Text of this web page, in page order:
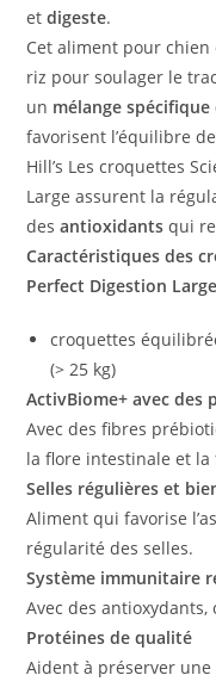
etdigeste.
Cet aliment pour
riz pour soulager le
un mélange
favorisent l’équilibre
Hill’s Les croquettes
Large assurent la
desantioxidantsqui
Caractéristiques des
Perfect Digestion
croquettes
(> 25 kg)
ActivBiome+ avec des
Avec des fibres
la flore intestinale et
Selles régulières et
Aliment qui favorise
régularité des selles.
Système immunitaire
Avec des antioxydants,
Protéines de qualité
Aident à préserver